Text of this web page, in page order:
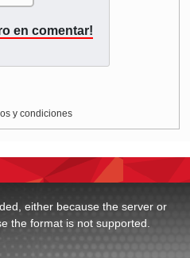
en comentar!
y condiciones
either because the server or
the format is not supported.